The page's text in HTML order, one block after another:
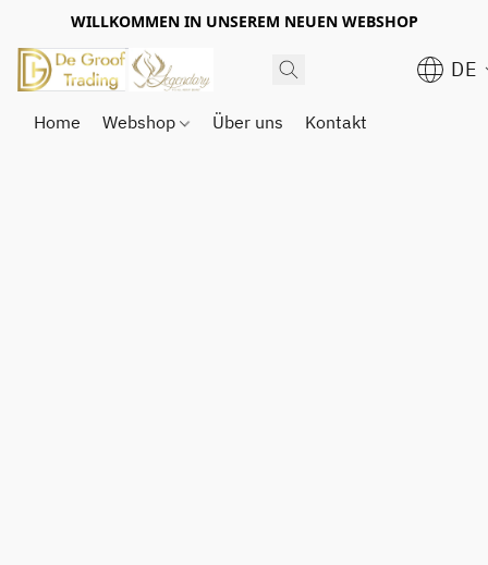
WILLKOMMEN IN UNSEREM NEUEN WEBSHOP
DE
Home Webshop Über uns Kontakt